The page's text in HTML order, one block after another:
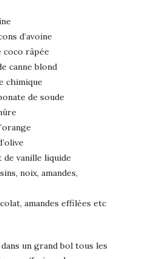
d’avoine
coco râpée
canne blond
chimique
de soude
de vanille liquide
noix, amandes,
amandes effilées etc
un grand bol tous les